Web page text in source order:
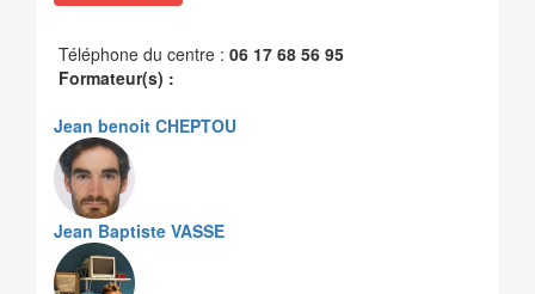
Téléphone du centre : 06 17 68 56 95
Formateur(s) :
Jean benoit CHEPTOU
Jean Baptiste VASSE